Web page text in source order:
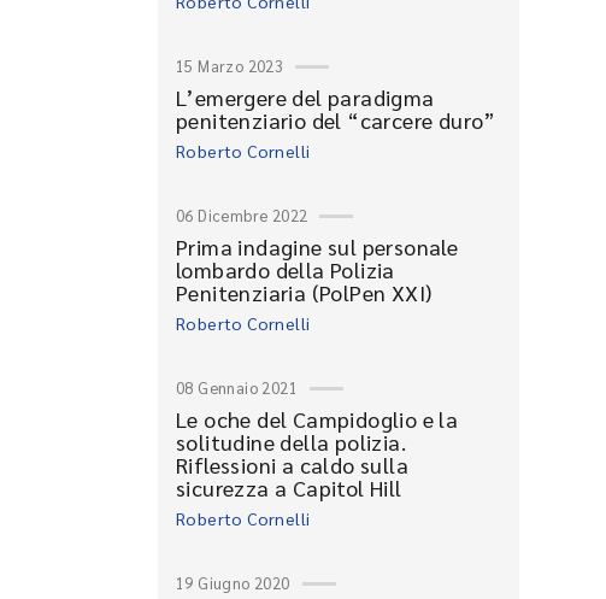
15 Marzo 2023
L’emergere del paradigma
penitenziario del “carcere duro”
Roberto Cornelli
06 Dicembre 2022
Prima indagine sul personale
lombardo della Polizia
Penitenziaria (PolPen XXI)
Roberto Cornelli
08 Gennaio 2021
Le oche del Campidoglio e la
solitudine della polizia.
Riflessioni a caldo sulla
sicurezza a Capitol Hill
Roberto Cornelli
19 Giugno 2020